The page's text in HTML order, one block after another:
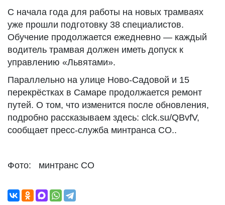
С начала года для работы на новых трамваях
уже прошли подготовку 38 специалистов.
Обучение продолжается ежедневно — каждый
водитель трамвая должен иметь допуск к
управлению «Львятами».
Параллельно на улице Ново-Садовой и 15
перекрёстках в Самаре продолжается ремонт
путей. О том, что изменится после обновления,
подробно рассказываем здесь: clck.su/QBvfV,
сообщает пресс-служба минтранса СО..
Фото: минтранс СО